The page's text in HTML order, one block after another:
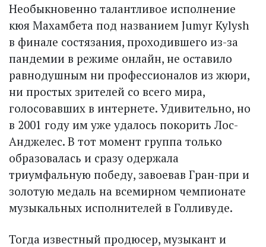
Необыкновенно талантливое исполнение
кюя Махамбета под названием Jumyr Kylysh
в финале состязания, проходившего из-за
пандемии в режиме онлайн, не оставило
равнодушным ни профессионалов из жюри,
ни простых зрителей со всего мира,
голосовавших в интернете. Удивительно, но
в 2001 году им уже удалось покорить Лос-
Анджелес. В тот момент группа только
образовалась и сразу одержала
триумфальную победу, завоевав Гран-при и
золотую медаль на всемирном чемпионате
музыкальных исполнителей в Голливуде.
Тогда известный продюсер, музыкант и